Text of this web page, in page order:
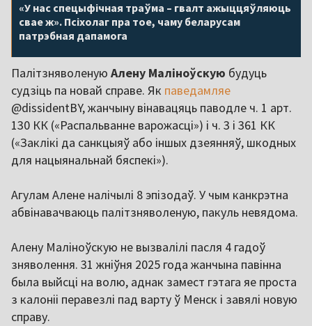
«У нас спецыфічная траўма – гвалт ажыццяўляюць
свае ж». Псіхолаг пра тое, чаму беларусам
патрэбная дапамога
Палітзняволеную Алену Маліноўскую будуць
судзіць па новай справе. Як паведамляе
@dissidentBY, жанчыну вінавацяць паводле ч. 1 арт.
130 КК («Распальванне варожасці») і ч. 3 і 361 КК
(«Заклікі да санкцыяў або іншых дзеянняў, шкодных
для нацыянальнай бяспекі»).
Агулам Алене налічылі 8 эпізодаў. У чым канкрэтна
абвінавачваюць палітзняволеную, пакуль невядома.
Алену Маліноўскую не вызвалілі пасля 4 гадоў
зняволення. 31 жніўня 2025 года жанчына павінна
была выйсці на волю, аднак замест гэтага яе проста
з калоніі перавезлі пад варту ў Менск і завялі новую
справу.